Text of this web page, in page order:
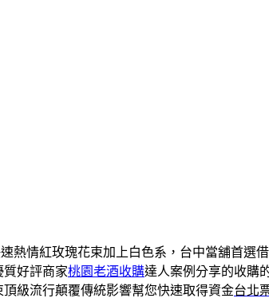
熱情紅玫瑰花束加上白色系，台中當舖首選
質好評商家桃園老酒收購達人案例分享的收購
級流行顛覆傳統影響幫您快速取得資金台北